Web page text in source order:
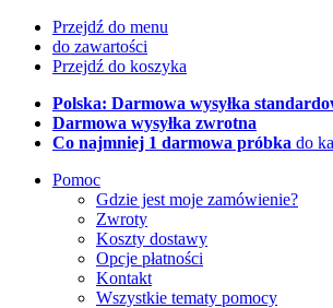
Przejdź do menu
do zawartości
Przejdź do koszyka
Polska: Darmowa wysyłka
Darmowa wysyłka zwrotna
Co najmniej 1 darmowa próbka do
Pomoc
Gdzie jest moje zamówienie?
Zwroty
Koszty dostawy
Opcje płatności
Kontakt
Wszystkie tematy pomocy